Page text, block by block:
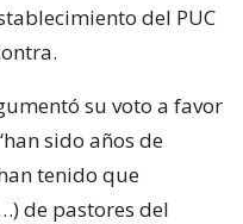
del PUC
su voto a favor
sido años de
tenido que
de pastores del